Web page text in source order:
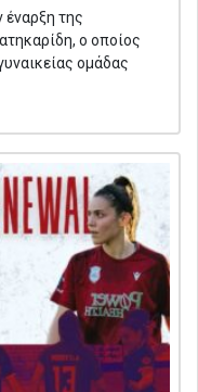
της
ο οποίος
ομάδας